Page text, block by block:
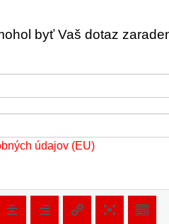
byť Vaš dotaz
údajov (EU)